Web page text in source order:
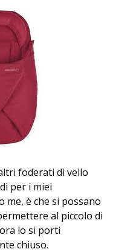
foderati di vello
per i miei
me, è che si possano
al piccolo di
lo si porti
chiuso.